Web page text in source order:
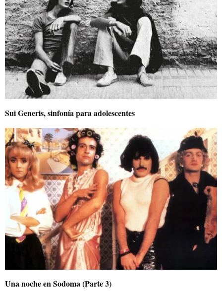
Sui Generis, sinfonía para adolescentes
Una noche en Sodoma (Parte 3)